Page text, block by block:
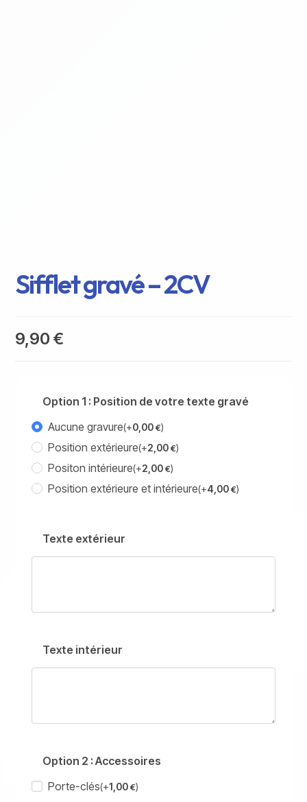
Sifflet gravé – 2CV
9,90€
Option 1 : Position de votre texte gravé
Aucune gravure(+0,00€)
Position extérieure(+2,00€)
Positon intérieure(+2,00€)
Position extérieure et intérieure(+4,00€)
Texte extérieur
Texte intérieur
Option 2 : Accessoires
Porte-clés(+1,00€)